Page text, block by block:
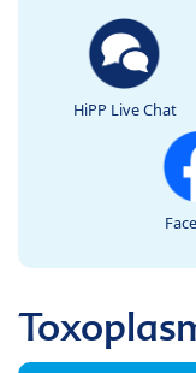
HiPP Live Chat